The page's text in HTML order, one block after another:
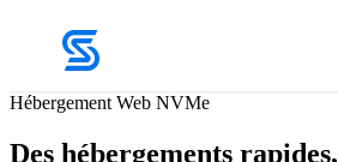
Hébergement Web NVMe
Des hébergements rapides,